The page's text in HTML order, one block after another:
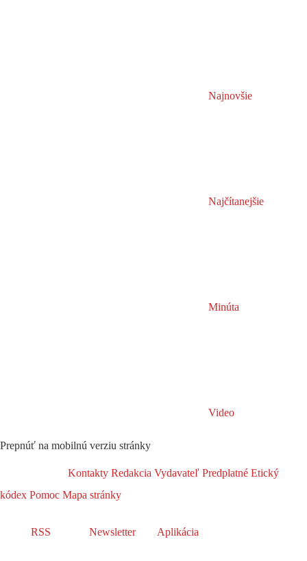
Najnovšie
Najčítanejšie
Minúta
Video
Prepnúť na mobilnú verziu stránky
Kontakty Redakcia Vydavateľ Predplatné Etický
kódex Pomoc Mapa stránky
RSS Newsletter Aplikácia